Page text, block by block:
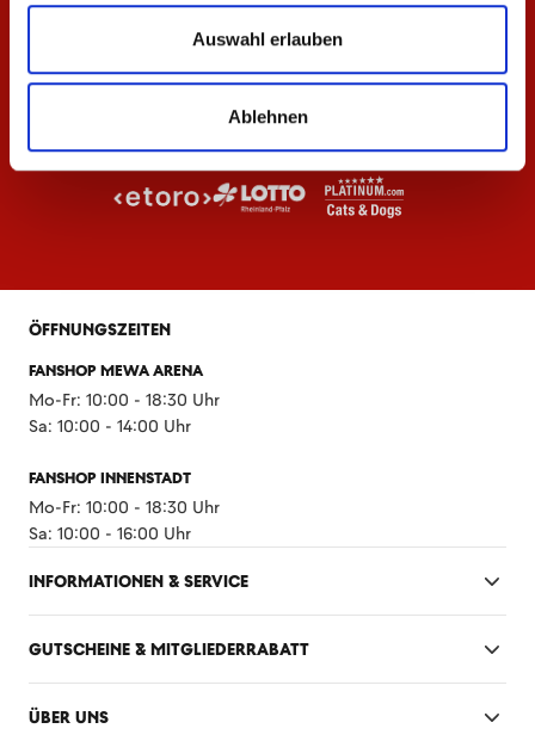
Auswahl erlauben
Ablehnen
ÖFFNUNGSZEITEN
FANSHOP MEWA ARENA
Mo-Fr: 10:00 - 18:30 Uhr
Sa: 10:00 - 14:00 Uhr
FANSHOP INNENSTADT
Mo-Fr: 10:00 - 18:30 Uhr
Sa: 10:00 - 16:00 Uhr
INFORMATIONEN & SERVICE
GUTSCHEINE & MITGLIEDERRABATT
ÜBER UNS